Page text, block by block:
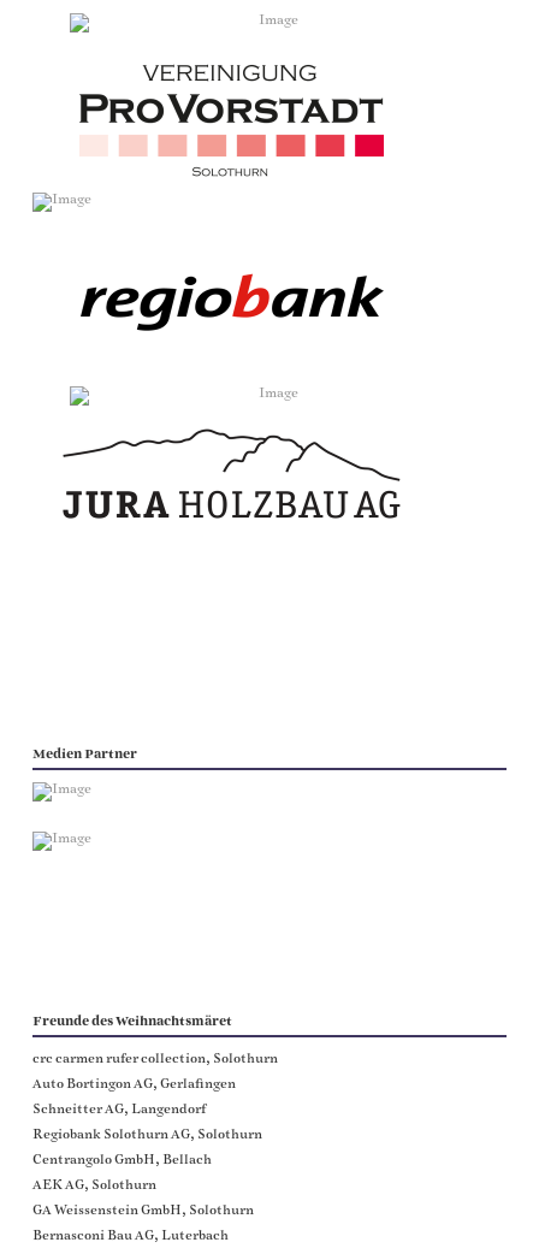
Medien Partner
Freunde des Weihnachtsmäret
crc carmen rufer collection, Solothurn
Auto Bortingon AG, Gerlafingen
Schneitter AG, Langendorf
Regiobank Solothurn AG, Solothurn
Centrangolo GmbH, Bellach
AEK AG, Solothurn
GA Weissenstein GmbH, Solothurn
Bernasconi Bau AG, Luterbach